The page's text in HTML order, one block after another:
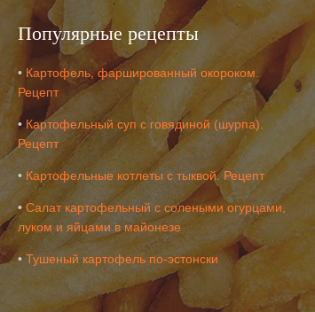
Популярные рецепты
• Картофель, фаршированный окороком.
Рецепт
• Картофельный суп с говядиной (шурпа).
Рецепт
• Картофельные котлеты с тыквой. Рецепт
• Салат картофельный с солеными огурцами,
луком и яйцами в майонезе
•Тушеный картофель по-эстонски